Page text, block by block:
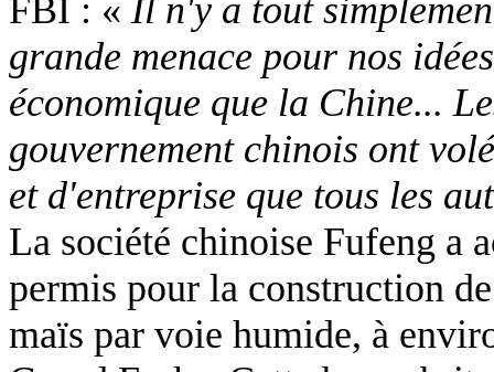
FBI : « Il n'y a tout
grande menace pour nos
économique que la Chine...
gouvernement chinois ont
et d'entreprise que tous les
La société chinoise Fufeng a
permis pour la construction
maïs par voie humide, à